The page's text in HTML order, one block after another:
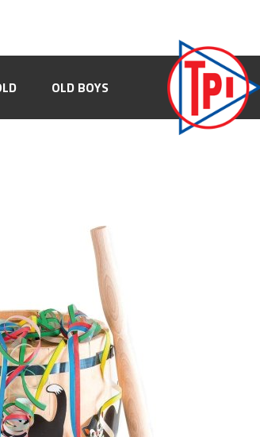
OLD BOYS
OLD BOYS